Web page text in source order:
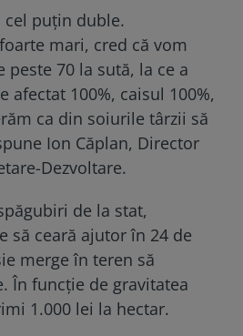
cel puțin duble.
mari, cred că vom
peste 70 la sută, la ce a
afectat 100%, caisul 100%,
ca din soiurile târzii să
Ion Căplan, Director
Dezvoltare.
de la stat,
să ceară ajutor în 24 de
merge în teren să
În funcție de gravitatea
1.000 lei la hectar.